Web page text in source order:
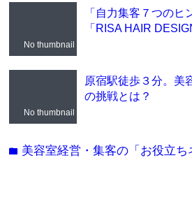
No thumbnail
「自力集客７つのヒ
「RISA HAIR
No thumbnail
原宿駅徒歩３分。美
の挑戦とは？
folder 美容室経営・集客の「お役立ち